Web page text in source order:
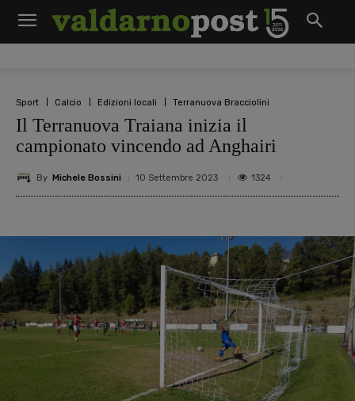
Sport Calcio Edizioni locali Terranuova Bracciolini
Il Terranuova Traiana inizia il
campionato vincendo ad Anghairi
By Michele Bossini 10 Settembre 2023 1324